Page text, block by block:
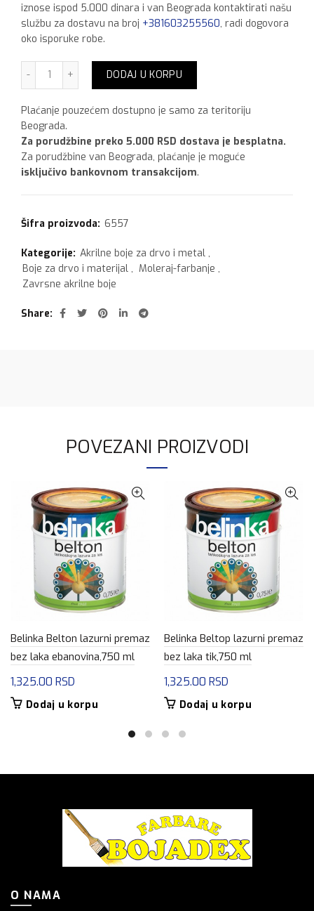
iznose ispod 5.000 dinara i van Beograda kontaktirati našu
službu za dostavu na broj +381603255560, radi dogovora
oko isporuke robe.
Vitex Aquavit ,750 ml Beli satine količina
DODAJ U KORPU
Plaćanje pouzećem dostupno je samo za teritoriju
Beograda.
Za porudžbine preko 5.000 RSD dostava je besplatna.
Za porudžbine van Beograda, plaćanje je moguće
isključivo bankovnom transakcijom.
Šifra proizvoda: 6557
Kategorije: Akrilne boje za drvo i metal ,
Boje za drvo i materijal , Moleraj-farbanje ,
Zavrsne akrilne boje
Share
POVEZANI PROIZVODI
Belinka Belton lazurni premaz
bez laka ebanovina,750 ml
1,325.00 RSD
Dodaj u korpu
Belinka Beltop lazurni premaz
bez laka tik,750 ml
1,325.00 RSD
Dodaj u korpu
O NAMA